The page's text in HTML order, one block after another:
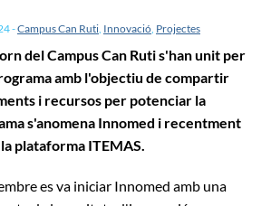
-Campus Can Ruti, Innovació, Projectes
del Campus Can Ruti s'han unit per
amb l'objectiu de compartir
i recursos per potenciar la
s'anomena Innomed i recentment
plataforma ITEMAS.
es va iniciar Innomed amb una